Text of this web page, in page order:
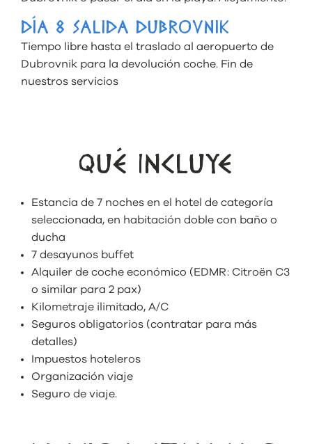
DÍA 8 SALIDA DUBROVNIK
Tiempo libre hasta el traslado al aeropuerto de
Dubrovnik para la devolución coche. Fin de
nuestros servicios
QUÉ INCLUYE
Estancia de 7 noches en el hotel de categoría
seleccionada, en habitación doble con baño o
ducha
7 desayunos buffet
Alquiler de coche económico (EDMR: Citroën C3
o similar para 2 pax)
Kilometraje ilimitado, A/C
Seguros obligatorios (contratar para más
detalles)
Impuestos hoteleros
Organización viaje
Seguro de viaje.